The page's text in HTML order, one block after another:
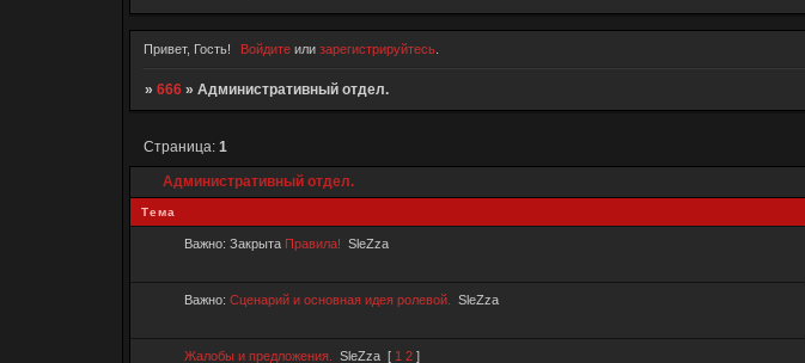
Привет, Гость! Войдите илизарегистрируйтесь
» 666 » Административный отдел.
Административный отдел.
Страница: 1
Тема
Важно: Закрыта Правила! SleZza
Важно: Сценарий и основная идея ролевой. SleZza
Жалобы и предложения. SleZza [ 1 2 ]